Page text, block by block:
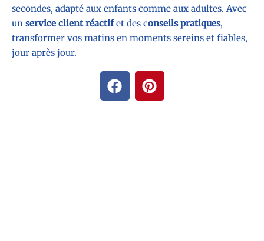
secondes, adapté aux enfants comme aux adultes. Avec
un service client réactifet des conseils pratiques,
transformer vos matins en moments sereins et fiables,
jour après jour.